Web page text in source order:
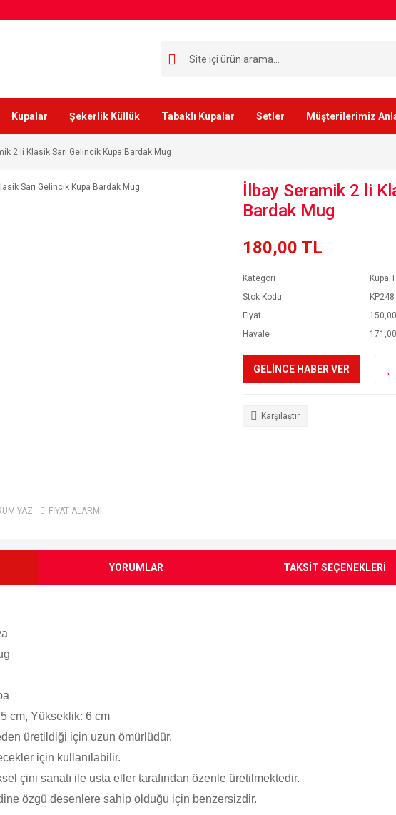
Kupalar Şekerlik Küllük Tabaklı Kupalar Setler Müşterilerimiz
2 li Klasik Sarı Gelincik Kupa Bardak Mug
YAZ FİYAT ALARMI
İlbay Seramik 2 li
Bardak Mug
180,00 TL
Kategori
Kupa
Stok Kodu
Fiyat
Havale
GELİNCE HABER VER
Karşılaştır
YORUMLAR TAKSİT SEÇENEKLERİ
cm, Yükseklik: 6 cm
üretildiği için uzun ömürlüdür.
için kullanılabilir.
çini sanatı ile usta eller tarafından özenle üretilmektedir.
özgü desenlere sahip olduğu için benzersizdir.